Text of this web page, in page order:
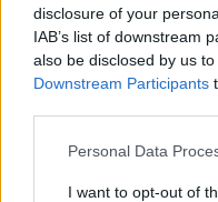
disclosure of your
IAB’s list of downstream
also be disclosed by us
Downstream Participants
Personal Data
I want to opt-out of
EURONEXT ATHENS
ΧΡΗΜΑΤΙΣΤΗΡΙΟ